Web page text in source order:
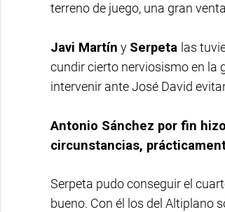
terreno de juego, una gran
Javi Martín y Serpeta las
cundir cierto nerviosismo en la
intervenir ante José David
Antonio Sánchez por fin
circunstancias,
Serpeta pudo conseguir el
bueno. Con él los del Altiplano